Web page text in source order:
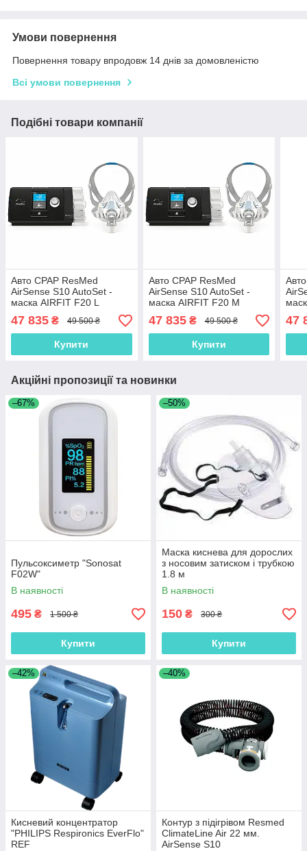
Умови повернення
Повернення товару впродовж 14 днів за домовленістю
Всі умови повернення
Подібні товари компанії
Авто CPAP ResMed
AirSense S10 AutoSet -
маска AIRFIT F20 L
47 835 ₴ 49 500 ₴
Купити
Авто CPAP ResMed
AirSense S10 AutoSet -
маска AIRFIT F20 M
47 835₴ 49 500 ₴
Купити
47
Акційні пропозиції та новинки
–67%
Пульсоксиметр "Sonosat
F02W"
В наявності
495 ₴ 1 500 ₴
Купити
–50%
Маска киснева для дорослих
з носовим затиском і трубкою
1.8 м
В наявності
150 ₴ 300 ₴
Купити
–42%
Кисневий концентратор
"PHILIPS Respironics EverFlo"
REF
–40%
Контур з підігрівом Resmed
ClimateLine Air 22 мм.
AirSense S10